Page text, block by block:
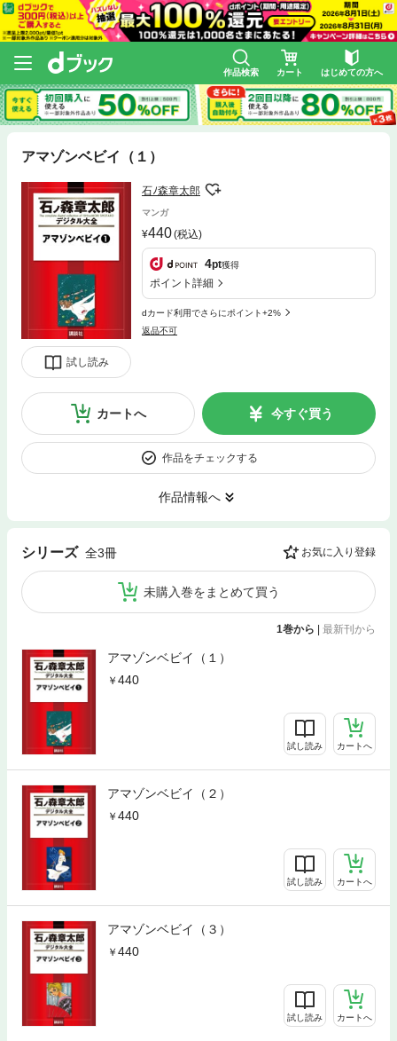
作品検索 カート はじめての方へ
アマゾンベビイ（１）
試し読み
石ﾉ森章太郎
マンガ
440(税込)
4pt獲得
ポイント詳細
dカード利用でさらにポイント+2%
返品不可
カートへ 今すぐ買う
作品をチェックする
作品情報へ
シリーズ 全3冊 お気に入り登録
未購入巻をまとめて買う
1巻から | 最新刊から
アマゾンベビイ（１）
440
試し読み カートへ
アマゾンベビイ（２）
440
試し読み カートへ
アマゾンベビイ（３）
440
試し読み カートへ